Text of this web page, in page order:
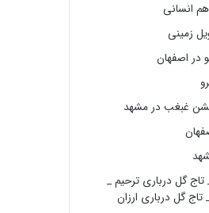
انسانی
زمینی
در اصفهان
غبغب در مشهد
گل درباری ترحیم _
گل درباری ارزان